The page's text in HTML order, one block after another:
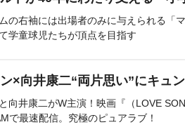
の右袖には出場者のみに与えられる「
学童球児たちが頂点を目指す
×向井康二“両片思い”にキュ
向井康二がW主演！映画『（LOVE
で最速配信。究極のピュアラブ！